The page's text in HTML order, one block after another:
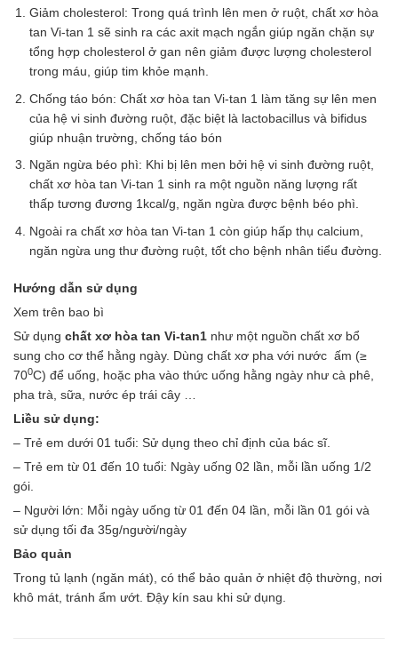
Giảm cholesterol: Trong quá trình lên men ở ruột, chất xơ hòa
tan Vi-tan 1 sẽ sinh ra các axit mạch ngắn giúp ngăn chặn sự
tổng hợp cholesterol ở gan nên giảm được lượng cholesterol
trong máu, giúp tim khỏe mạnh.
Chống táo bón: Chất xơ hòa tan Vi-tan 1 làm tăng sự lên men
của hệ vi sinh đường ruột, đặc biệt là lactobacillus và bifidus
giúp nhuận trường, chống táo bón
Ngăn ngừa béo phì: Khi bị lên men bởi hệ vi sinh đường ruột,
chất xơ hòa tan Vi-tan 1 sinh ra một nguồn năng lượng rất
thấp tương đương 1kcal/g, ngăn ngừa được bệnh béo phì.
Ngoài ra chất xơ hòa tan Vi-tan 1 còn giúp hấp thụ calcium,
ngăn ngừa ung thư đường ruột, tốt cho bệnh nhân tiểu đường.
Hướng dẫn sử dụng
Xem trên bao bì
Sử dụng chất xơ hòa tan Vi-tan1 như một nguồn chất xơ bổ
sung cho cơ thể hằng ngày. Dùng chất xơ pha với nước ấm (≥
700C) để uống, hoặc pha vào thức uống hằng ngày như cà phê,
pha trà, sữa, nước ép trái cây …
Liều sử dụng:
– Trẻ em dưới 01 tuổi: Sử dụng theo chỉ định của bác sĩ.
– Trẻ em từ 01 đến 10 tuổi: Ngày uống 02 lần, mỗi lần uống 1/2
gói.
– Người lớn: Mỗi ngày uống từ 01 đến 04 lần, mỗi lần 01 gói và
sử dụng tối đa 35g/người/ngày
Bảo quản
Trong tủ lạnh (ngăn mát), có thể bảo quản ở nhiệt độ thường, nơi
khô mát, tránh ẩm ướt. Đậy kín sau khi sử dụng.